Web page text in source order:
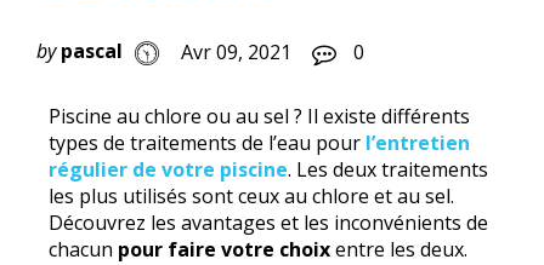
by pascal Avr 09, 2021 0
Piscine au chlore ou au sel ? Il existe différents
types de traitements de l’eau pour l’entretien
régulier de votre piscine. Les deux traitements
les plus utilisés sont ceux au chlore et au sel.
Découvrez les avantages et les inconvénients de
chacun pour faire votre choixentre les deux.